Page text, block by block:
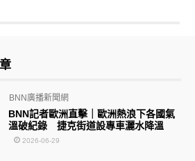
BNN記者歐洲直擊｜歐洲熱浪下各國氣
溫破紀錄 捷克街道設專車灑水降溫
BNN廣播新聞網
2026-06-29